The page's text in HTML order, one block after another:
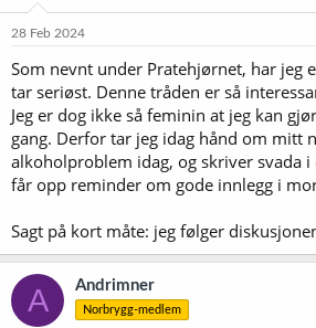
e
:
28 Feb 2024
Som nevnt under Pratehjørnet, har jeg
tar seriøst. Denne tråden er så
Jeg er dog ikke så feminin at jeg kan
gang. Derfor tar jeg idag hånd om mitt
alkoholproblem idag, og skriver svada i
får opp reminder om gode innlegg i
Sagt på kort måte: jeg følger
A Andrimner
Norbrygg-medlem